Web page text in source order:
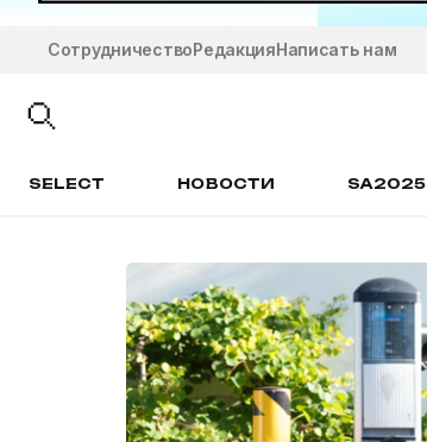
СотрудничествоРедакцияНаписать нам
SELECT НОВОСТИ SA2025